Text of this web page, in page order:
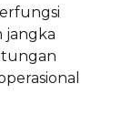
jangka